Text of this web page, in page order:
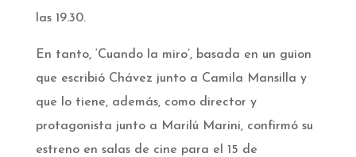
las 19.30.­
En tanto, ‘Cuando la miro’, basada en un guion
que escribió Chávez junto a Camila Mansilla y
que lo tiene, además, como director y
protagonista junto a Marilú Marini, confirmó su
estreno en salas de cine para el 15 de